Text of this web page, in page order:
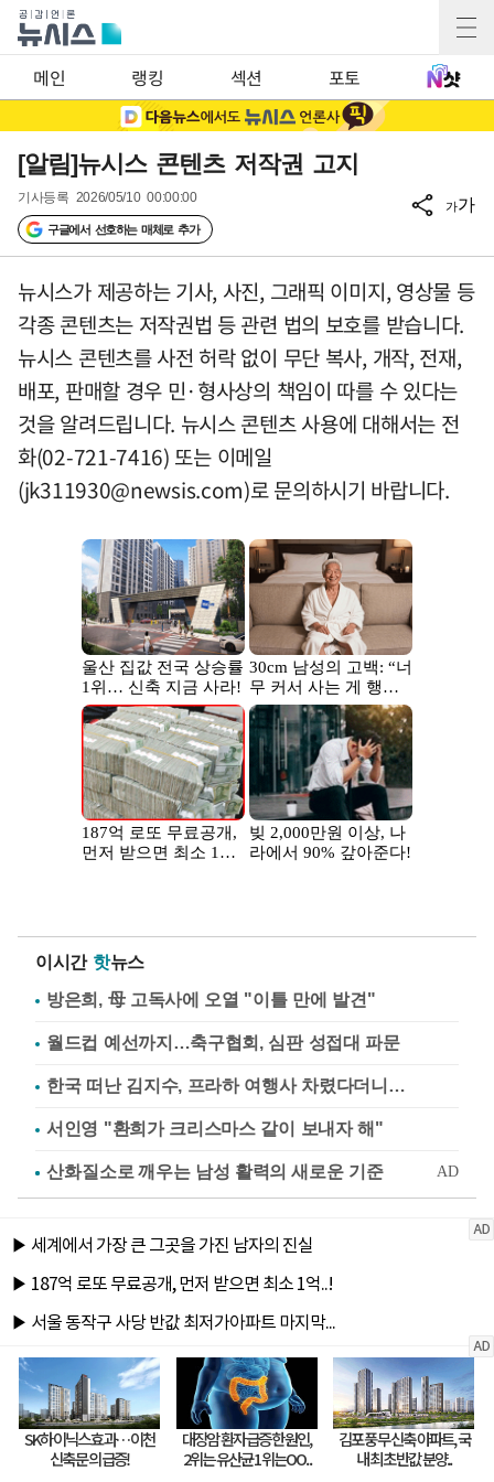
메인 랭킹 섹션 포토
[알림]뉴시스 콘텐츠 저작권 고지
기사등록 2026/05/10 00:00:00
구글에서 선호하는 매체로 추가
가가
뉴시스가 제공하는 기사, 사진, 그래픽 이미지, 영상물 등
각종 콘텐츠는 저작권법 등 관련 법의 보호를 받습니다.
뉴시스 콘텐츠를 사전 허락 없이 무단 복사, 개작, 전재,
배포, 판매할 경우 민·형사상의 책임이 따를 수 있다는
것을 알려드립니다. 뉴시스 콘텐츠 사용에 대해서는 전
화(02-721-7416) 또는 이메일
(jk311930@newsis.com)로 문의하시기 바랍니다.
이시간 핫뉴스
방은희, 母 고독사에 오열 "이틀 만에 발견"
월드컵 예선까지…축구협회, 심판 성접대 파문
한국 떠난 김지수, 프라하 여행사 차렸다더니…
서인영 "환희가 크리스마스 같이 보내자 해"